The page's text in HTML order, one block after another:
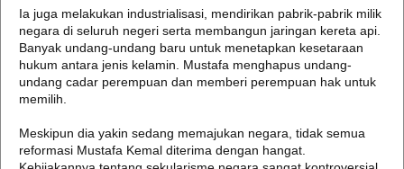
Ia juga melakukan industrialisasi, mendirikan pabrik-pabrik milik
negara di seluruh negeri serta membangun jaringan kereta api.
Banyak undang-undang baru untuk menetapkan kesetaraan
hukum antara jenis kelamin. Mustafa menghapus undang-
undang cadar perempuan dan memberi perempuan hak untuk
memilih.
Meskipun dia yakin sedang memajukan negara, tidak semua
reformasi Mustafa Kemal diterima dengan hangat.